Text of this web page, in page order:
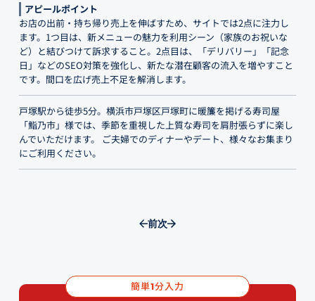
アピールポイント
お店の出前・持ち帰り売上を伸ばすため、サイトでは2点に注力し
ます。1つ目は、新メニューの魅力を利用シーン（家族のお祝いな
ど）と結びつけて訴求すること。2点目は、「デリバリー」「記念
日」などのSEO対策を強化し、新たな潜在顧客の流入を増やすこと
です。間口を広げ売上不足を解消します。
戸塚駅から徒歩5分。横浜市戸塚区戸塚町に暖簾を掲げる寿司屋
「鮨乃市」様では、季節を重視した上質な寿司を肩肘張らずに楽し
んでいただけます。 ご夫婦でのディナーやデート、様々なお集まり
にご利用ください。
前次
簡単1分入力